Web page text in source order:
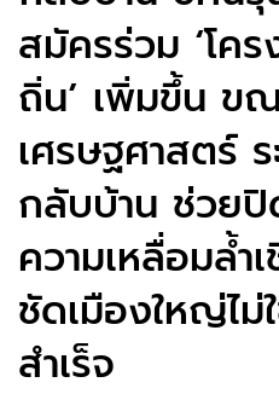
สมัครร่วม ‘โค
ถิ่น’ เพิ่มขึ้น ข
เศรษฐศาสตร์
กลับบ้าน ช่วย
ความเหลื่อมล้ำ
ชัดเมืองใหญ่ไม่
สำเร็จ